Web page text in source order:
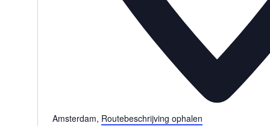
Amsterdam, Routebeschrijving ophalen